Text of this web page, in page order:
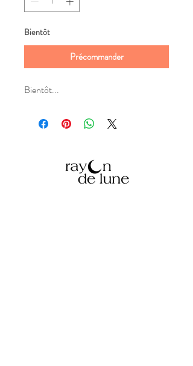
Bientôt
Précommander
Bientôt...